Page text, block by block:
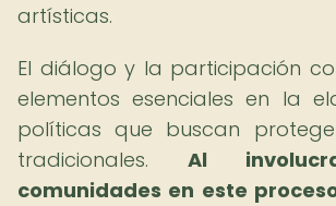
artísticas.
El diálogo y la participación
elementos esenciales en la
políticas que buscan
tradicionales. Al
comunidades en este